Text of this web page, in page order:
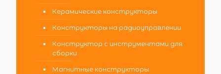
Керамические конструкторы
Конструкторы на радиоуправлении
Конструктор с инструментами для
сборки
Магнитные конструкторы